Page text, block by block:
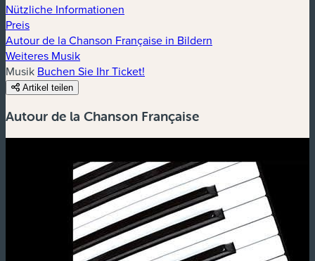
Nützliche Informationen
Preis
Autour de la Chanson Française in Bildern
Weiteres Musik
Musik Buchen Sie Ihr Ticket!
Artikel teilen
Autour de la Chanson Française